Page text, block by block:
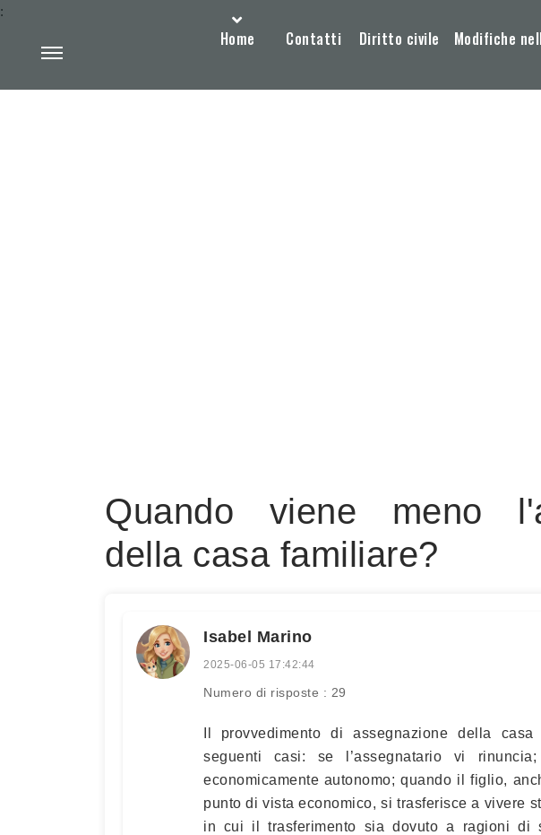
Home Contatti Diritto civile Modifiche
:
Quando viene meno
della casa familiare?
Isabel Marino
2025-06-05 17:42:44
Numero di risposte : 29
Il provvedimento di assegnazione della
seguenti casi: se l’assegnatario vi
economicamente autonomo; quando il figlio,
punto di vista economico, si trasferisce a vivere
in cui il trasferimento sia dovuto a ragioni di